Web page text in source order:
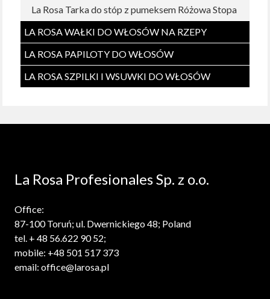
La Rosa Tarka do stóp z pumeksem Różowa Stopa
LA ROSA WAŁKI DO WŁOSÓW NA RZEPY
LA ROSA PAPILOTY DO WŁOSÓW
LA ROSA SZPILKI I WSUWKI DO WŁOSÓW
La Rosa Profesionales Sp. z o.o.
Office:
87-100 Toruń; ul. Dwernickiego 48; Poland
tel. + 48 56.622 90 52;
mobile: +48 501 517 373
email: office@larosa.pl